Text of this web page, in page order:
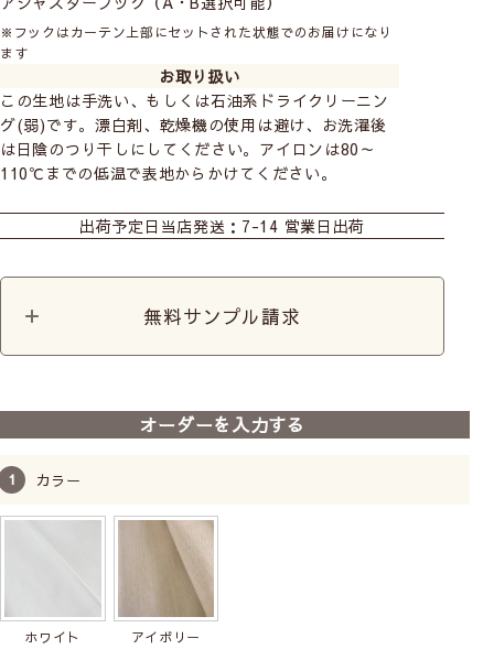
※フックはカーテン上部にセットされた状態でのお届けになり
ます
お取り扱い
この生地は手洗い、もしくは石油系ドライクリーニン
グ(弱)です。漂白剤、乾燥機の使用は避け、お洗濯後
は日陰のつり干しにしてください。アイロンは80～
110℃までの低温で表地からかけてください。
出荷予定日 当店発送：7-14 営業日出荷
無料サンプル請求
オーダーを入力する
カラー
ホワイト アイボリー